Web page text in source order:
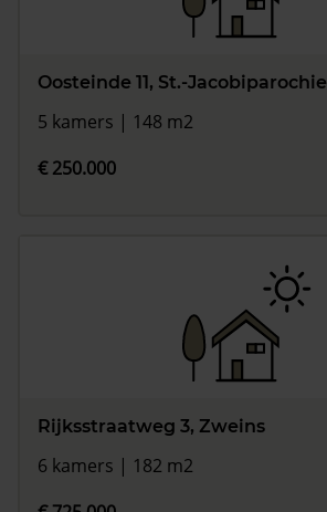
Oosteinde 11, St.-Jacobiparochie
5 kamers | 148 m2
€ 250.000
Rijksstraatweg 3, Zweins
6 kamers | 182 m2